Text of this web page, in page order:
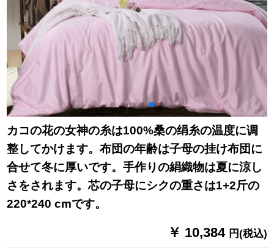
カコの花の女神の糸は100%桑の绢糸の温度に调
整してかけます。布団の年齢は子母の挂け布団に
合せて冬に厚いです。手作りの絹織物は夏に涼し
さをされます。芯の子母にシクの重さは1+2斤の
220*240 cmです。
￥ 10,384 円(税込)